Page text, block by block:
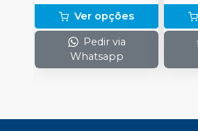
Ver opções
Pedir via
Whatsapp